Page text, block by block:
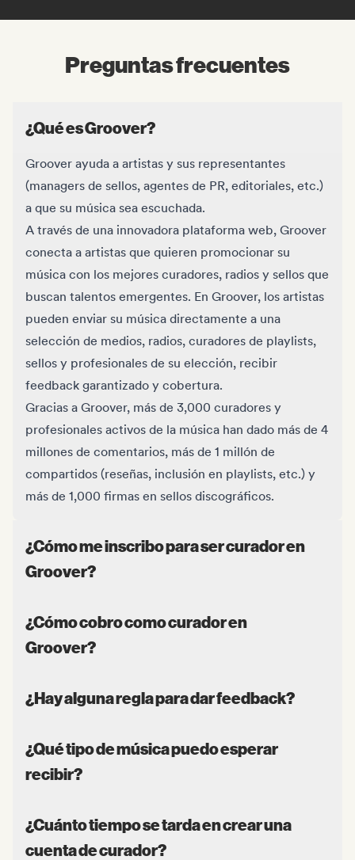
Preguntas frecuentes
¿Qué es Groover?
Groover ayuda a artistas y sus representantes
(managers de sellos, agentes de PR, editoriales, etc.)
a que su música sea escuchada.
A través de una innovadora plataforma web, Groover
conecta a artistas que quieren promocionar su
música con los mejores curadores, radios y sellos que
buscan talentos emergentes. En Groover, los artistas
pueden enviar su música directamente a una
selección de medios, radios, curadores de playlists,
sellos y profesionales de su elección, recibir
feedback garantizado y cobertura.
Gracias a Groover, más de 3,000 curadores y
profesionales activos de la música han dado más de 4
millones de comentarios, más de 1 millón de
compartidos (reseñas, inclusión en playlists, etc.) y
más de 1,000 firmas en sellos discográficos.
¿Cómo me inscribo para ser curador en
Groover?
¿Cómo cobro como curador en
Groover?
¿Hay alguna regla para dar feedback?
¿Qué tipo de música puedo esperar
recibir?
¿Cuánto tiempo se tarda en crear una
cuenta de curador?